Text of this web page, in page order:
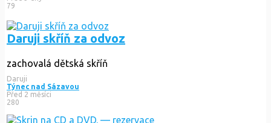
79
Daruji skříň za odvoz
zachovalá dětská skříň
Daruji
Týnec nad Sázavou
Před 2 měsíci
280